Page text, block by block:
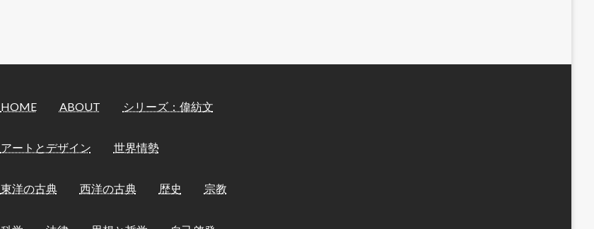
HOME ABOUT シリーズ：偉紡文
アートとデザイン 世界情勢
東洋の古典 西洋の古典 歴史 宗教